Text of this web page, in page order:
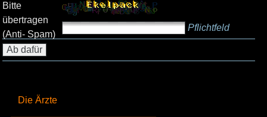
Die Ärzte
Bitte
übertragen
(Anti- Spam)
Pflichtfeld